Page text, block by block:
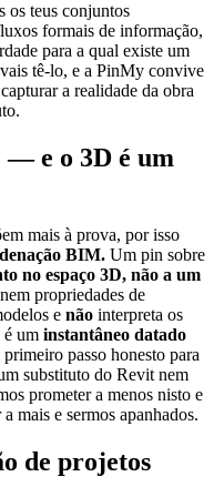
os teus conjuntos
formais de informação,
para a qual existe um
tê-lo, e a PinMy convive
a realidade da obra
— e o 3D é um
mais à prova, por isso
BIM. Um pin sobre
no espaço 3D, não a um
propriedades de
e não interpreta os
um instantâneo datado
passo honesto para
substituto do Revit nem
prometer a menos nisto e
mais e sermos apanhados.
de projetos